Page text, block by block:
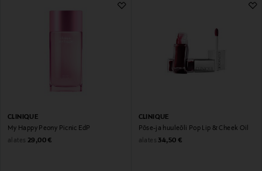
CLINIQUE
My Happy Peony Picnic EdP
alates Original Price
29,00 €
CLINIQUE
Põse-ja huuleõli Pop Lip & Cheek Oil
alates Original Price
34,50 €